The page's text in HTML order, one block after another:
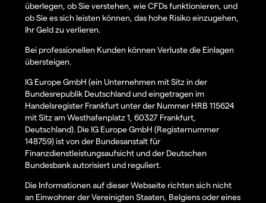
überlegen, ob Sie verstehen, wie CFDs funktionieren, und
ob Sie es sich leisten können, das hohe Risiko einzugehen,
Ihr Geld zu verlieren.
Bei professionellen Kunden können Verluste die Einlagen
übersteigen.
IG Europe GmbH (ein Unternehmen mit Sitz in der
Bundesrepublik Deutschland und eingetragen im
Handelsregister Frankfurt unter der Nummer HRB 115624
mit Sitz am Westhafenplatz 1, 60327 Frankfurt,
Deutschland). Die IG Europe GmbH (Registernummer
148759) ist von der Bundesanstalt für
Finanzdienstleistungsaufsicht und der Deutschen
Bundesbank autorisiert und reguliert.
Die Informationen auf dieser Webseite richten sich nicht
an Einwohner der Vereinigten Staaten, Belgiens oder eines